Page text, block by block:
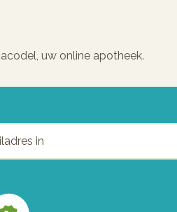
uw online apotheek.